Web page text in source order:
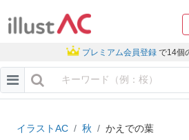
プレミアム会員登録 で14個
イラストAC 秋 かえでの葉